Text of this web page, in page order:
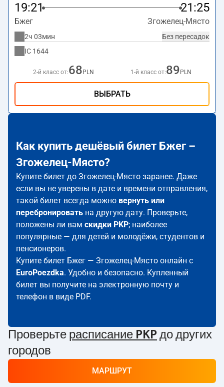
19:21 21:25
Бжег Згожелец-Място
Без пересадок
2ч 03мин
IC 1644
2-й класс от:68 PLN 1-й класс от:89 PLN
ВЫБРАТЬ
Как купить дешёвый билет Бжег –
Згожелец-Място?
Купите билет до Згожелец-Място заранее. Даже
если вы не уверены в дате и времени отправления,
такой билет всегда можно вернуть или
перебронировать на другую дату. Проверьте,
положены ли вам скидки PKP; наиболее
популярные — для детей и молодёжи, студентов и
пенсионеров.
Купите билет Бжег — Згожелец-Място онлайн с
EuroPoezdka. Удобно и безопасно. Купленный
билет вы получите на электронную почту и
телефон в виде PDF.
Проверьте расписание PKP до других
городов
МАРШРУТ